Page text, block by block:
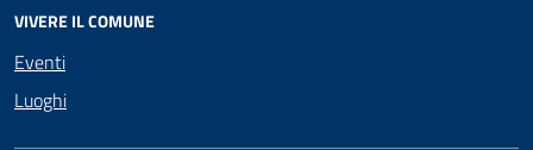
VIVERE IL COMUNE
Eventi
Luoghi